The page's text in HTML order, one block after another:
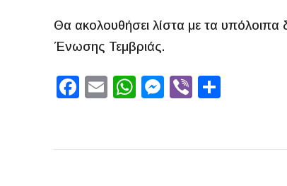
Θα ακολουθήσει λίστα με τα
Ένωσης Τεμβριάς.
F
e
E
l
W
s
M
s
Vi
e